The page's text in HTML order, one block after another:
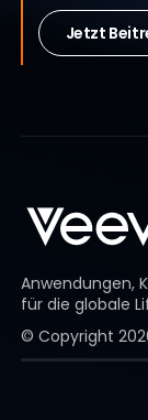
Jetzt
Anwendungen,
für die globale
© Copyright